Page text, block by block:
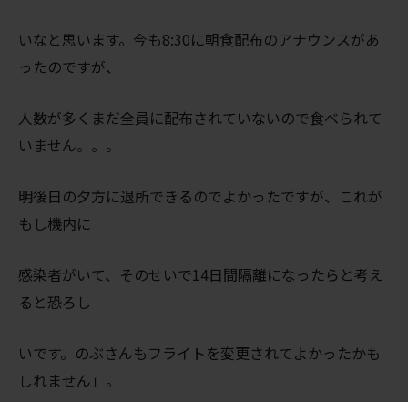
いなと思います。今も8:30に朝食配布のアナウンスがあ
ったのですが、
人数が多くまだ全員に配布されていないので食べられて
いません。。。
明後日の夕方に退所できるのでよかったですが、これが
もし機内に
感染者がいて、そのせいで14日間隔離になったらと考え
ると恐ろし
いです。のぶさんもフライトを変更されてよかったかも
しれません」。